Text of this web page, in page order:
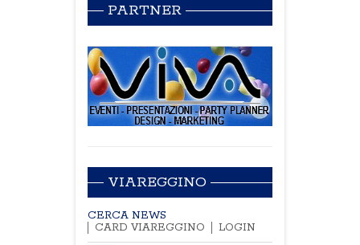
PARTNER
VIAREGGINO
CERCA NEWS
CARD VIAREGGINO
LOGIN